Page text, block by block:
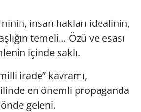
insan hakları idealinin,
temeli… Özü ve esası
içinde saklı.
irade” kavramı,
en önemli propaganda
geleni.